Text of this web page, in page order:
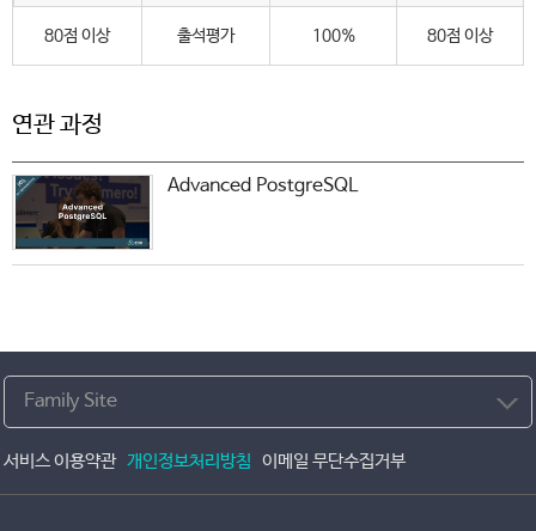
80점 이상 출석평가 100% 80점 이상
연관 과정
Advanced PostgreSQL
서비스 이용약관 개인정보처리방침 이메일 무단수집거부
Family Site